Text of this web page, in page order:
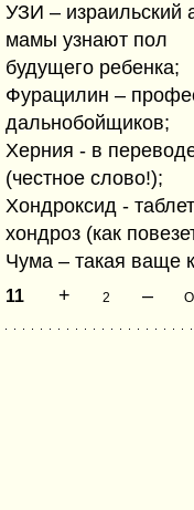
УЗИ – израильский
мамы узнают пол
будущего ребенка;
Фурацилин –
дальнобойщиков;
Херния - в
(честное слово!);
Хондроксид -
хондроз (как
Чума – такая ваще
11 + 2 –